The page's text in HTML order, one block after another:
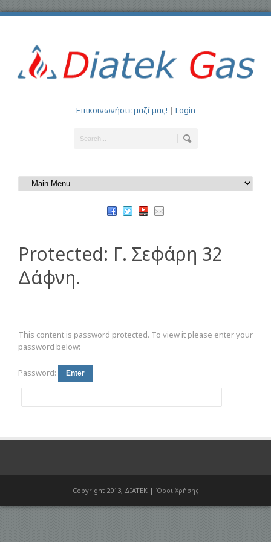
Επικοινωνήστε μαζί μας! | Login
Protected: Γ. Σεφάρη 32
Δάφνη.
This content is password protected. To view it please enter your
password below:
Password:
Copyright 2013, ΔΙΑΤΕΚ | Όροι Χρήσης